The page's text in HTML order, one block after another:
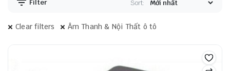
Filter Sort:
Clear filters Âm Thanh & Nội Thất ô tô